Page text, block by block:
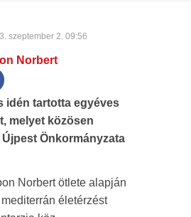
szeptember 2. 09:56
Norbert
idén tartotta egyéves
melyet közösen
Önkormányzata
Norbert ötlete alapján
életérzést